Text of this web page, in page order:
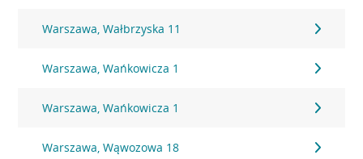
Warszawa, Wałbrzyska 11
Warszawa, Wańkowicza 1
Warszawa, Wańkowicza 1
Warszawa, Wąwozowa 18